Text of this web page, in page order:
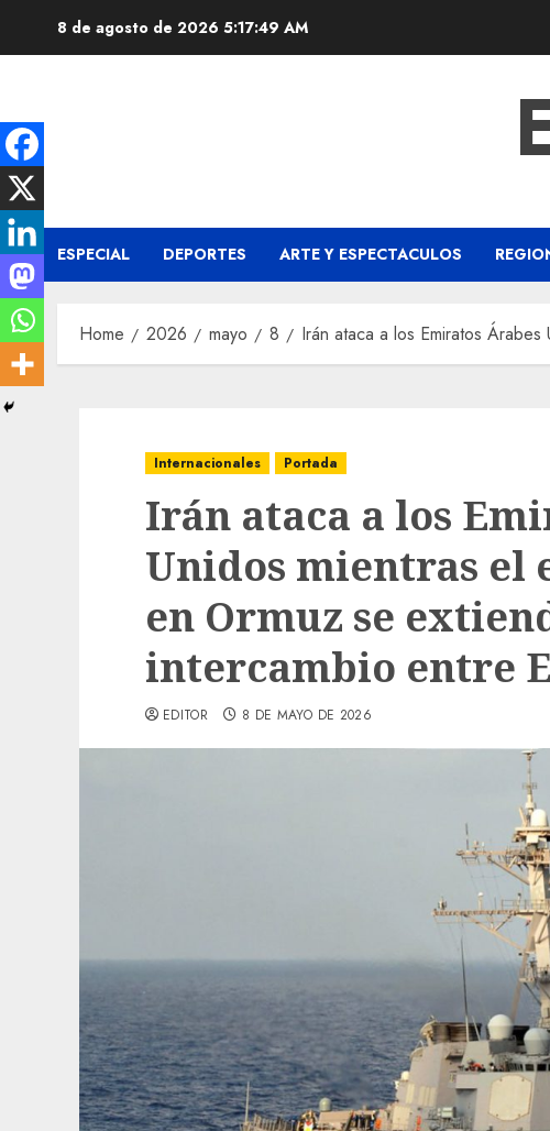
8 de agosto de 2026 5:17:50 AM
ESPECIAL DEPORTES ARTE Y ESPECTACULOS
Home 2026 mayo 8 Irán ataca a los Emiratos
Internacionales Portada
Irán ataca a los
Unidos mientras el
en Ormuz se
intercambio entre
EDITOR 8 DE MAYO DE 2026